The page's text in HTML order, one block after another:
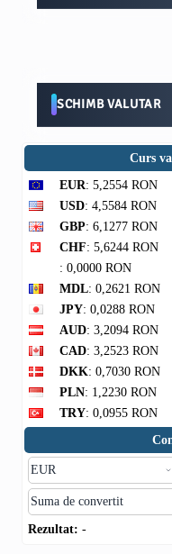
SCHIMB VALUTAR
Curs
EUR: 5,2554 RON
USD: 4,5584 RON
GBP: 6,1277 RON
CHF: 5,6244 RON
: 0,0000 RON
MDL: 0,2621 RON
JPY: 0,0288 RON
AUD: 3,2094 RON
CAD: 3,2523 RON
DKK: 0,7030 RON
PLN: 1,2230 RON
TRY: 0,0955 RON
Rezultat: -